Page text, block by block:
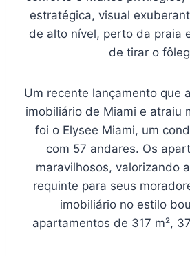
estratégica, visual
de alto nível, perto da praia
de tirar o
Um recente lançamento que
imobiliário de Miami e atraiu
foi o Elysee Miami, um
com 57 andares. Os
maravilhosos, valorizando
requinte para seus
imobiliário no estilo
apartamentos de 317 m²,